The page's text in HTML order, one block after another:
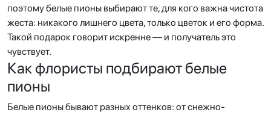
поэтому белые пионы выбирают те, для кого важна чистота
жеста: никакого лишнего цвета, только цветок и его форма.
Такой подарок говорит искренне — и получатель это
чувствует.
Как флористы подбирают белые
пионы
Белые пионы бывают разных оттенков: от снежно-